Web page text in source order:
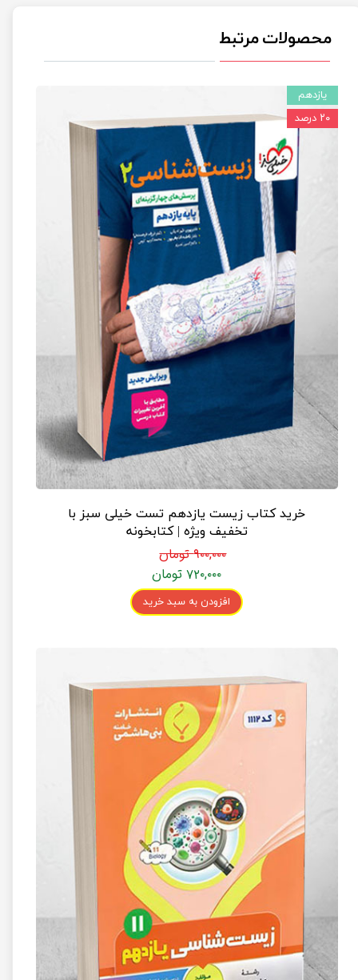
محصولات مرتبط
خرید کتاب زیست یازدهم تست خیلی سبز با
تخفیف ویژه | کتابخونه
۹۰۰,۰۰۰ تومان
۷۲۰,۰۰۰ تومان
افزودن به سبد خرید
یازدهم
۲۰ درصد